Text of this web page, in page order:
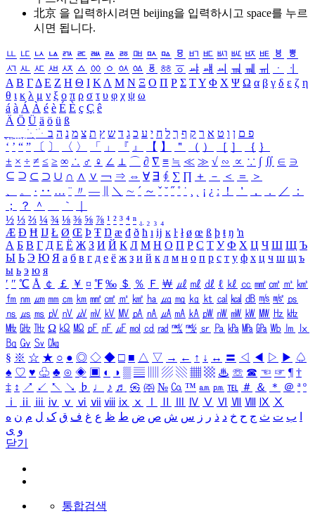
北京 을 입력하시려면 beijing을 입력하시고 space를 누르
시면 됩니다.
ㅥ ㅦ ㅧ ㅨ ㅩ ㅪ ㅫ ㅬ ㅭ ㅮ ㅯ ㅰ ㅱ ㅲ ㅳ ㅴ ㅵ ㅶ ㅷ ㅸ
ㅹ
ㅺ ㅻ ㅼ ㅽ ㅾ ㅿ ㆀ ㆁ ㆂ ㆃ ㆄ ㆅ ㆆ ㆇ ㆈ ㆉ ㆊ ㆋ ㆌ ㆍ
ㆎ
Α Β ΓΔ Ε Ζ Η Θ Ι ΚΛ Μ Ν Ξ Ο Π Ρ Σ ΤΥ Φ Χ Ψ Ω α β γ δ ε ζ η
θ ι κ λ μ ν ξ ο π ρ σ τ υ φ χ ψ ω
á à Á À é è É È ç Ç ê
Ä Ö Ü ä ö ü ß
ִֶֹ ֻּ ׁׂ פ ם ן ו ט א ר ק ף ך ל ח י ע כ ג ד ש ץ ת צ מ נ ה ב
‘ ’ “ ” 〔 〕 〈 〉 「 」 『 』 【 】 ＂ （ ） ［ ］ ｛ ｝
± × ÷ ≠ ≤ ≥ ∞ ∴ ♂ ♀ ∠ ⊥ ⌒ ∂ ∇ ≡ ≒ ≪ ≫ √ ∽ ∝ ∵ ∫ ∬ ∈ ∋
⊆ ⊇ ⊂ ⊃ ∪ ∩ ∧ ∨ ￢ ⇒ ⇔ ∀ ∃ ∮ ∑ ∏ ＋ － ＜ ＝
＞
、
。 · ‥ … ¨ 〃 ― ＼ ∼ ´ ～ ˇ ˘ ˝ ˚ ˙ ¸ ¡ ¿ ː ！ ＇ ， ． ／
：
；
？ ＾ ｀
½ ⅓ ⅔ ¼ ¾ ⅛ ⅜ ⅝ ⅞ ¹ ² ³ ⁴ ⁿ ₁ ₂ ₃ ₄
Æ Ð Ħ Ĳ Ł Ø Œ Þ Ŧ Ŋ æ đ ð ħ ı ĳ ĸ ŀ ł ø œ ß þ ŧ ŋ ŉ
А Б В Г Д Е Ё Ж З И Й К Л М Н О П Р С Т У Ф Х Ц Ч Ш Щ Ъ
Ы Ь Э Ю Я а б в г д е ё ж з и й к л м н о п р с т у ф х ц ч ш щ ъ
ы ь э ю я
′ ″ ℃ Å ￠ ￡ ￥ ¤ ℉ ‰ ＄ ％ Ｆ ￦ ㎕ ㎖ ㎗ ℓ ㎘ ㏄ ㎣ ㎤ ㎥ ㎦
㎙ ㎚ ㎛ ㎜ ㎝ ㎞ ㎟ ㎠ ㎡ ㎢ ㏊ ㎍ ㎎ ㎏ ㏏ ㎈ ㎉ ㏈ ㎧ ㎨ ㎰
㎱ ㎲ ㎳ ㎴ ㎵ ㎶ ㎷ ㎸ ㎹ ㎀ ㎁ ㎂ ㎃ ㎄ ㎺ ㎻ ㎽ ㎾ ㎿ ㎐ ㎑
㎒ ㎓ ㎔ Ω ㏀ ㏁ ㎊ ㎋ ㎌ ㏖ ㏅ ㎭ ㎮ ㎯ ㏛ ㎩ ㎪ ㎫ ㎬ ㏝ ㏐
㏓
㏃ ㏉ ㏜ ㏆
§ ※ ☆ ★ ○ ● ◎ ◇ ◆ □ ■ △ ▽ → ← ↑ ↓ ↔ 〓 ◁ ◀ ▷ ▶ ♤
♠ ♡ ♥ ♧ ♣ ⊙ ◈ ▣ ◐ ◑ ▒ ▤ ▨ ▧ ▦ ▩ ♨ ☏ ☎ ☜ ☞ ¶ †
‡ ↕ ↗ ↙ ↖ ↘ ♭ ♩ ♪ ♬ ㉿ ㈜ № ㏇ ™ ㏂ ㏘ ℡ ＃ ＆ ＊ ＠ ª º
ⅰ
ⅱ ⅲ ⅳ ⅴ ⅵ ⅶ ⅷ ⅸ ⅹ Ⅳ Ⅴ Ⅵ Ⅶ Ⅷ Ⅸ Ⅹ
ب ت ث ج ح خ د ذ ر ز س ش ص ض ط ظ ع غ ف ق ک ل م ن ه
و ی
닫기
통합검색